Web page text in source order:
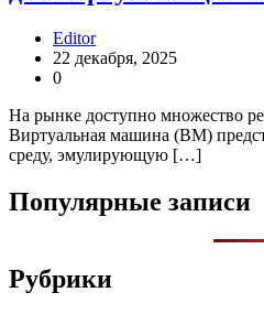
Editor
22 декабря, 2025
0
На рынке доступно множество
Виртуальная машина (ВМ)
среду, эмулирующую […]
Популярные записи
Рубрики